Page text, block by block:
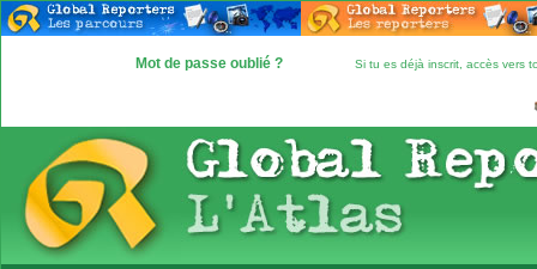
Mot de passe oublié ? Si tu es déjà inscrit, accès vers